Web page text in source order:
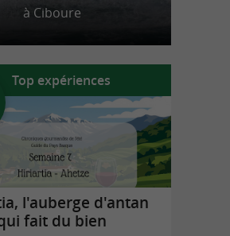
à Ciboure
Top expériences
l'auberge d'antan
fait du bien